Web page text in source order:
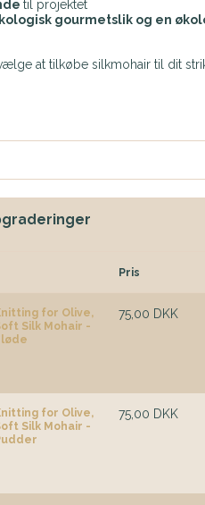
til projektet
gourmetslik og en
at tilkøbe silkmohair til dit
Pris
for Olive,
Silk Mohair -
75,00 DKK
for Olive,
Silk Mohair -
75,00 DKK